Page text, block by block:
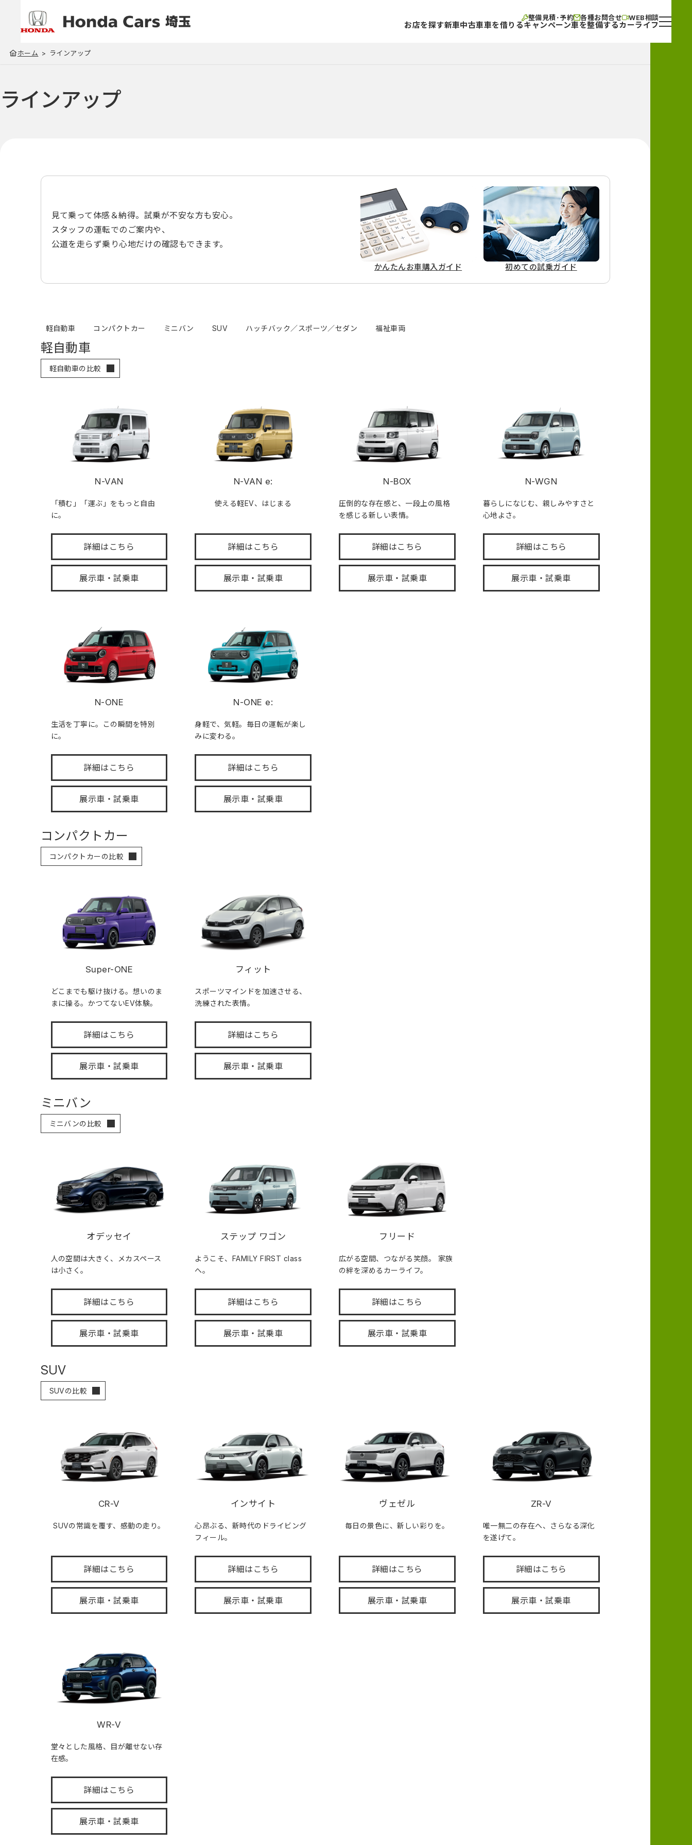
整備見積･予約 各種お問合せ WEB相談
お店を探す新車中古車車を借りるキャンペーン車を整備するカーライフ
ホーム ラインアップ
ラインアップ
見て乗って体感＆納得。試乗が不安な方も安心。
スタッフの運転でのご案内や、
公道を走らず乗り心地だけの確認もできます。
かんたんお車購入ガイド 初めての試乗ガイド
軽自動車 コンパクトカー ミニバン SUV ハッチバック／スポーツ／セダン 福祉車両
軽自動車
軽自動車の比較
N-VAN
「積む」「運ぶ」をもっと自由
に。
詳細はこちら
展示車・試乗車
N-VAN e:
使える軽EV、はじまる
詳細はこちら
展示車・試乗車
N-BOX
圧倒的な存在感と、一段上の風格
を感じる新しい表情。
詳細はこちら
展示車・試乗車
N-WGN
暮らしになじむ、親しみやすさと
心地よさ。
詳細はこちら
展示車・試乗車
N-ONE
生活を丁寧に。この瞬間を特別
に。
詳細はこちら
展示車・試乗車
N-ONE e:
身軽で、気軽。毎日の運転が楽し
みに変わる。
詳細はこちら
展示車・試乗車
コンパクトカー
コンパクトカーの比較
Super-ONE
どこまでも駆け抜ける。想いのま
まに操る。かつてないEV体験。
詳細はこちら
展示車・試乗車
フィット
スポーツマインドを加速させる、
洗練された表情。
詳細はこちら
展示車・試乗車
ミニバン
ミニバンの比較
オデッセイ
人の空間は大きく、メカスペース
は小さく。
詳細はこちら
展示車・試乗車
ステップ ワゴン
ようこそ、FAMILY FIRST class
へ。
詳細はこちら
展示車・試乗車
フリード
広がる空間、つながる笑顔。 家族
の絆を深めるカーライフ。
詳細はこちら
展示車・試乗車
SUV
SUVの比較
CR-V
SUVの常識を覆す、感動の走り。
詳細はこちら
展示車・試乗車
インサイト
心昂ぶる、新時代のドライビング
フィール。
詳細はこちら
展示車・試乗車
ヴェゼル
毎日の景色に、新しい彩りを。
詳細はこちら
展示車・試乗車
ZR-V
唯一無二の存在へ、さらなる深化
を遂げて。
詳細はこちら
展示車・試乗車
WR-V
堂々とした風格、目が離せない存
在感。
詳細はこちら
展示車・試乗車